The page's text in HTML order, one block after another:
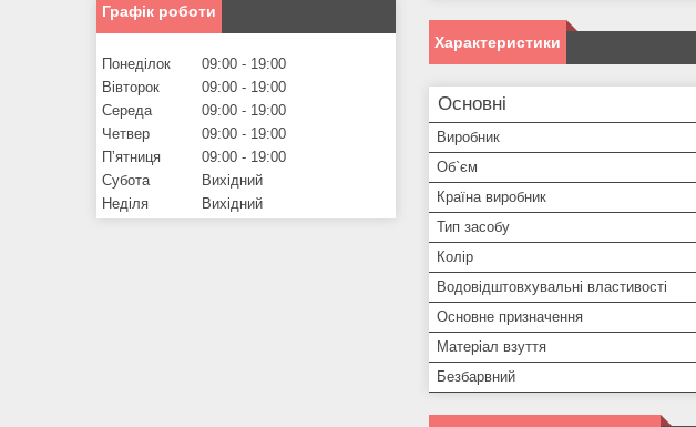
Характеристики
Основні
Виробник
Об`єм
Країна виробник
Тип засобу
Колір
Водовідштовхувальні властивості
Основне призначення
Матеріал взуття
Безбарвний
Графік роботи
Понеділок 09:00
19:00
Вівторок
09:00
19:00
Середа
09:00
19:00
Четвер
09:00
19:00
Пʼятниця
09:00
19:00
Субота
Вихідний
Неділя
Вихідний